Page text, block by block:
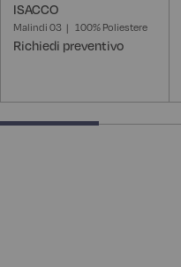
ISACCO
Malindi 03 100% Poliestere
Richiedi preventivo
25% completed